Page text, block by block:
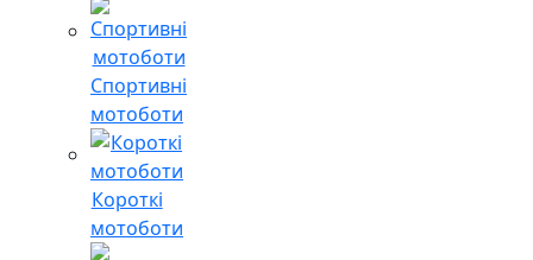
Спортивні
мотоботи
Короткі
мотоботи